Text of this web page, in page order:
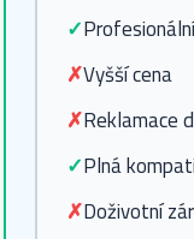
✓
✗Vyšší cena
✗Reklamace
✓Plná
✗Doživotní